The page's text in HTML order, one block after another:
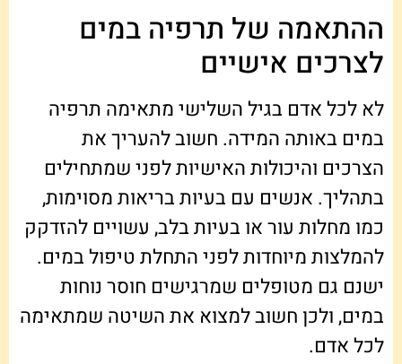
ההתאמה של תרפיה במים
לצרכים אישיים
לא לכל אדם בגיל השלישי מתאימה תרפיה
במים באותה המידה. חשוב להעריך את
הצרכים והיכולות האישיות לפני שמתחילים
בתהליך. אנשים עם בעיות בריאות מסוימות,
כמו מחלות עור או בעיות בלב, עשויים להזדקק
להמלצות מיוחדות לפני התחלת טיפול במים.
ישנם גם מטופלים שמרגישים חוסר נוחות
במים, ולכן חשוב למצוא את השיטה שמתאימה
לכל אדם.